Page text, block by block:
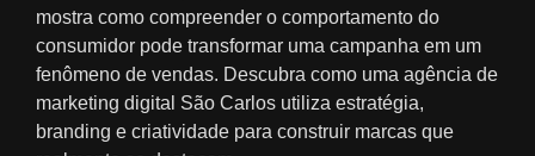
mostra como compreender o comportamento do
consumidor pode transformar uma campanha em um
fenômeno de vendas. Descubra como uma agência de
marketing digital São Carlos utiliza estratégia,
branding e criatividade para construir marcas que